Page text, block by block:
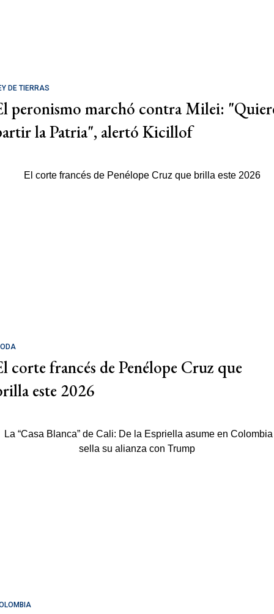
DE TIERRAS
peronismo marchó contra Milei:
la Patria", alertó Kicillof
corte francés de Penélope Cruz que
este 2026